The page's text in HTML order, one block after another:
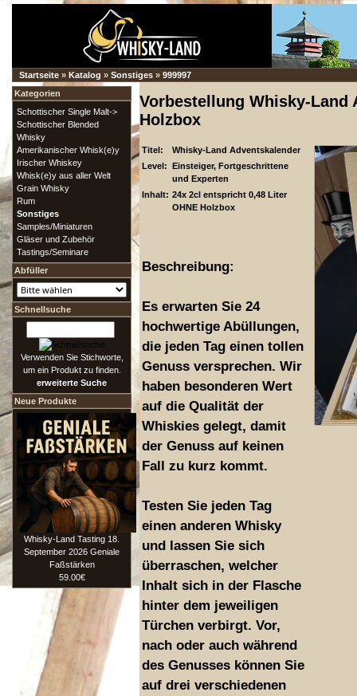
Startseite » Katalog » Sonstiges » 999997
Vorbestellung Whisky-Land
Holzbox
Titel:
Whisky-Land Adventskalender
Level:
Einsteiger, Fortgeschrittene
und Experten
Inhalt: 24x 2cl entspricht 0,48 Liter
OHNE Holzbox
Beschreibung:
Es erwarten Sie 24
hochwertige Abüllungen,
die jeden Tag einen tollen
Genuss versprechen. Wir
haben besonderen Wert
auf die Qualität der
Whiskies gelegt, damit
der Genuss auf keinen
Fall zu kurz kommt.
Testen Sie jeden Tag
einen anderen Whisky
und lassen Sie sich
überraschen, welcher
Inhalt sich in der Flasche
hinter dem jeweiligen
Türchen verbirgt. Vor,
nach oder auch während
des Genusses können Sie
auf drei verschiedenen
Kategorien
Schottischer Single Malt->
Schottischer Blended
Whisky
Amerikanischer Whisk(e)y
Irischer Whiskey
Whisk(e)y aus aller Welt
Grain Whisky
Rum
Sonstiges
Samples/Miniaturen
Gläser und Zubehör
Tastings/Seminare
Abfüller
Schnellsuche
Verwenden Sie Stichworte,
um ein Produkt zu finden.
erweiterte Suche
Neue Produkte
Whisky-Land Tasting 18.
September 2026 Geniale
Faßstärken
59.00€